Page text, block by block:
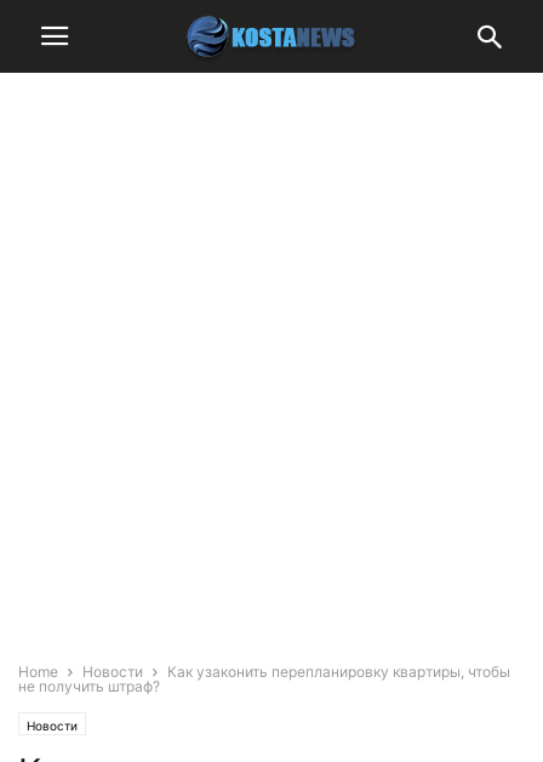
Home Новости
Как узаконить перепланировку квартиры, чтобы
не получить штраф?
Новости